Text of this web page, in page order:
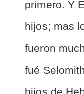
primero. Y
hijos; mas
fueron
fué